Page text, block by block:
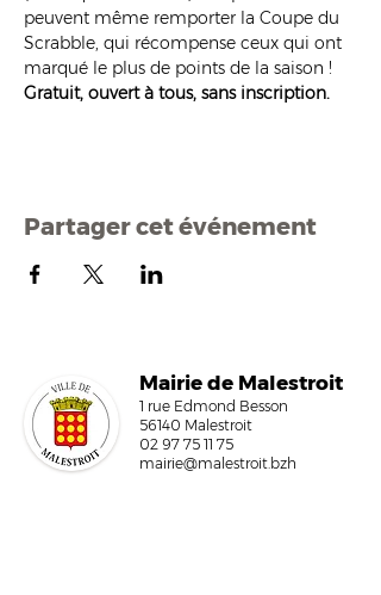
peuvent même remporter la Coupe du
Scrabble, qui récompense ceux qui ont
marqué le plus de points de la saison !
Gratuit, ouvert à tous, sans inscription.
Partager cet événement
Mairie de Malestroit
1 rue Edmond Besson
56140 Malestroit
02 97 75 11 75
mairie@malestroit.bzh